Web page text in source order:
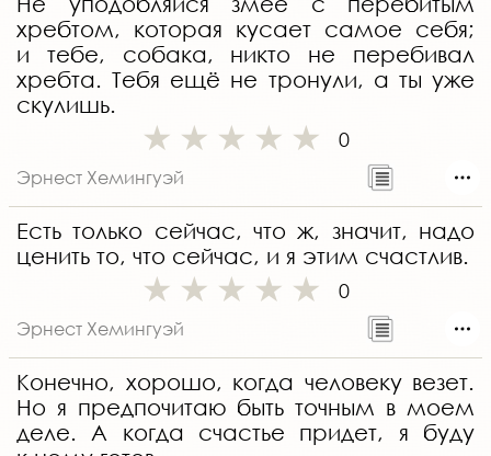
хребтом, которая кусает самое себя;
и тебе, собака, никто не перебивал
хребта. Тебя ещё не тронули, а ты уже
скулишь.
0
Эрнест Хемингуэй
Есть только сейчас, что ж, значит, надо
ценить то, что сейчас, и я этим счастлив.
0
Эрнест Хемингуэй
Конечно, хорошо, когда человеку везет.
Но я предпочитаю быть точным в моем
деле. А когда счастье придет, я буду